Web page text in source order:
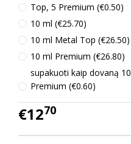
Top, 5 Premium (€0.50)
10 ml (€25.70)
10 ml Metal Top (€26.50)
10 ml Premium (€26.80)
supakuoti kaip dovaną 10
Premium (€0.60)
€1270